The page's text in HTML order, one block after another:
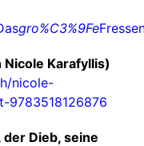
gro%C3%9Fe
Nicole Karafyllis)
nicole-
9783518126876
der Dieb, seine